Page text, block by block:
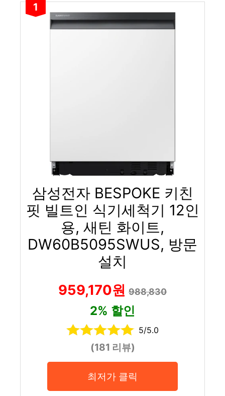
1
삼성전자 BESPOKE 키친
핏 빌트인 식기세척기 12인
용, 새틴 화이트,
DW60B5095SWUS, 방문
설치
959,170원 988,830
2% 할인
5/5.0
(181 리뷰)
최저가 클릭